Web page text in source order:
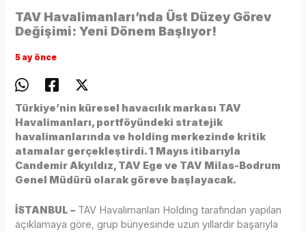
TAV Havalimanları’nda Üst Düzey Görev
Değişimi: Yeni Dönem Başlıyor!
5 ay önce
Türkiye’nin küresel havacılık markası TAV
Havalimanları, portföyündeki stratejik
havalimanlarında ve holding merkezinde kritik
atamalar gerçekleştirdi. 1 Mayıs itibarıyla
Candemir Akyıldız, TAV Ege ve TAV Milas-Bodrum
Genel Müdürü olarak göreve başlayacak.
İSTANBUL – TAV Havalimanları Holding tarafından yapılan
açıklamaya göre, grup bünyesinde uzun yıllardır başarıyla